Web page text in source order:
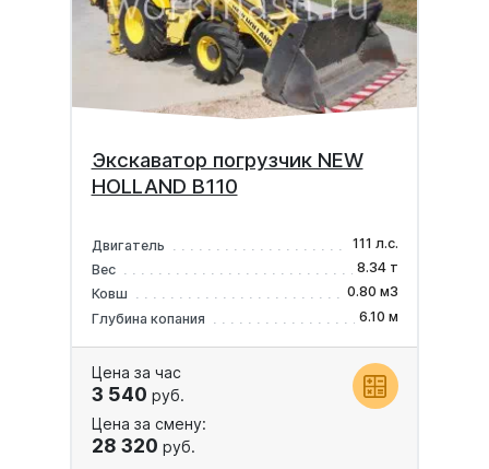
Экскаватор погрузчик NEW
HOLLAND B110
Двигатель
111 л.с.
Вес
8.34 т
Ковш
0.80 м3
Глубина копания
6.10 м
Цена за час
3 540 руб.
Цена за смену:
28 320 руб.